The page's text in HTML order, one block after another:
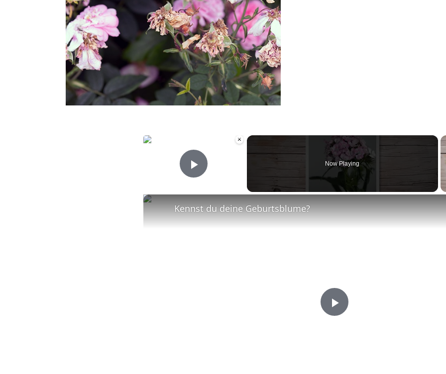
×
Play Video
Now Playing
Play
Kennst du deine Geburtsblume?